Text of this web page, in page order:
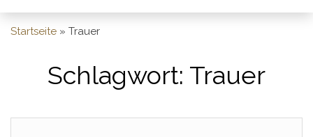
Startseite » Trauer
Schlagwort: Trauer